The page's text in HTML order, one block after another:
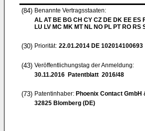
(84) Benannte Vertragsstaaten:
AL AT BE BG CH CY CZ DE DK EE ES
LU LV MC MK MT NL NO PL PT RO RS
(30) Priorität: 22.01.2014 DE 102014100693
(43) Veröffentlichungstag der Anmeldung:
30.11.2016 Patentblatt 2016/48
(73) Patentinhaber: Phoenix Contact GmbH
32825 Blomberg (DE)